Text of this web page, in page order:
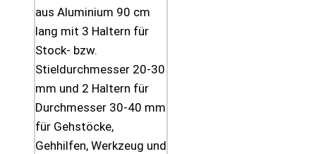
aus Aluminium 90 cm
lang mit 3 Haltern für
Stock- bzw.
Stieldurchmesser 20-30
mm und 2 Haltern für
Durchmesser 30-40 mm
für Gehstöcke,
Gehhilfen, Werkzeug und